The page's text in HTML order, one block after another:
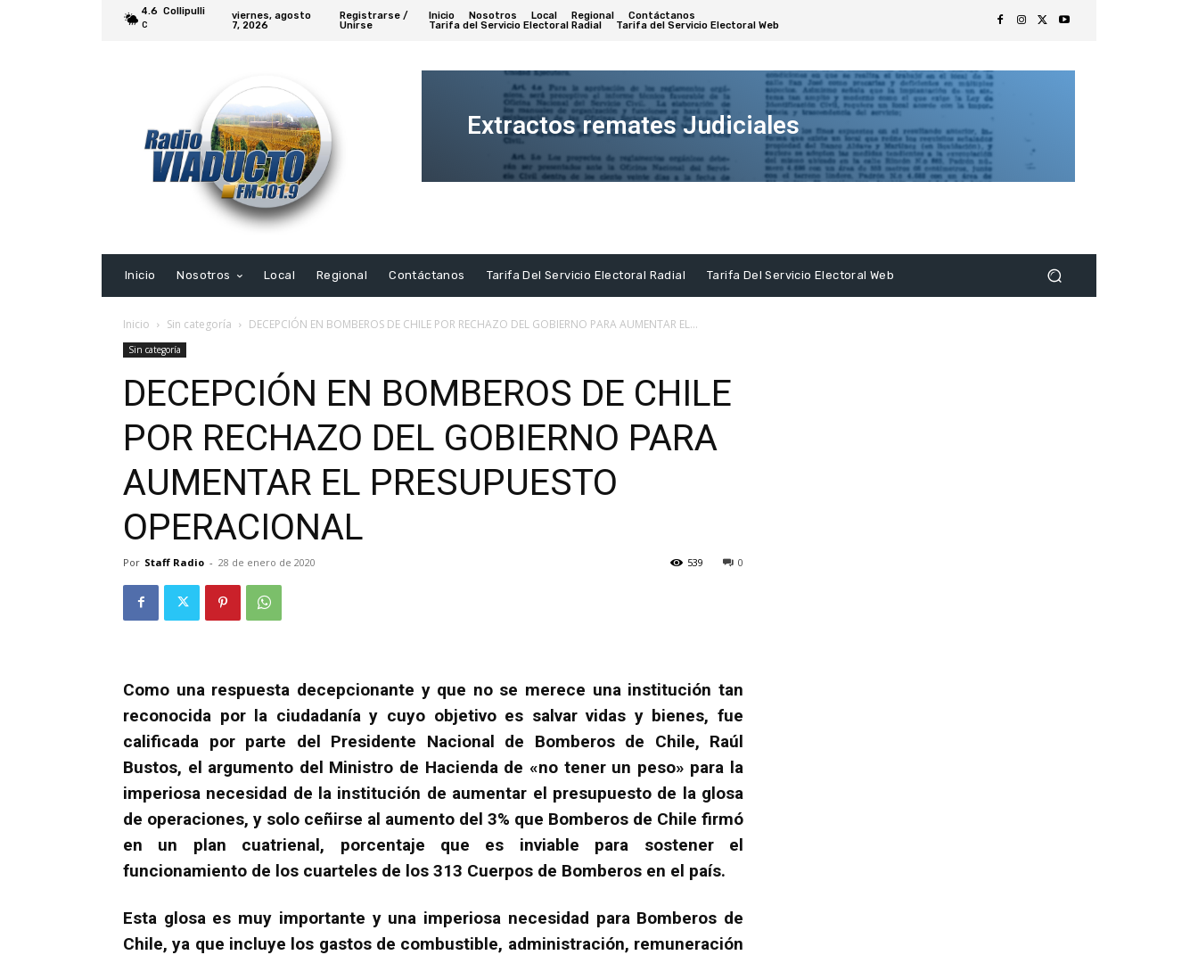
4.6
C
Collipulli
viernes, agosto
7, 2026
Registrarse /
Unirse
Inicio Nosotros Local Regional
Contáctanos
Tarifa del Servicio Electoral Radial
Tarifa del Servicio Electoral Web
Extractos remates Judiciales
Extracto
Inicio
Nosotros Local Regional Contáctanos Tarifa Del Servicio Electoral Radial Tarifa Del Servicio Electoral Web
Inicio Sin categoría DECEPCIÓN EN BOMBEROS DE CHILE POR RECHAZO DEL GOBIERNO PARA AUMENTAR EL...
Sin categoría
DECEPCIÓN EN BOMBEROS DE CHILE
POR RECHAZO DEL GOBIERNO PARA
AUMENTAR EL PRESUPUESTO
OPERACIONAL
Por Staff Radio - 28 de enero de 2020 0
539
Como una respuesta decepcionante y que no se merece una institución tan
reconocida por la ciudadanía y cuyo objetivo es salvar vidas y bienes, fue
calificada por parte del Presidente Nacional de Bomberos de Chile, Raúl
Bustos, el argumento del Ministro de Hacienda de «no tener un peso» para la
imperiosa necesidad de la institución de aumentar el presupuesto de la glosa
de operaciones, y solo ceñirse al aumento del 3% que Bomberos de Chile firmó
en un plan cuatrienal, porcentaje que es inviable para sostener el
funcionamiento de los cuarteles de los 313 Cuerpos de Bomberos en el país.
Esta glosa es muy importante y una imperiosa necesidad para Bomberos de
Chile, ya que incluye los gastos de combustible, administración, remuneración